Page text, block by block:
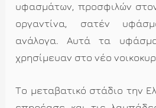
υφασμάτων, προσφιλών
οργαντίνα, σατέν
ανάλογα. Αυτά τα
χρησίμευαν στο νέο
Το μεταβατικό στάδιο την